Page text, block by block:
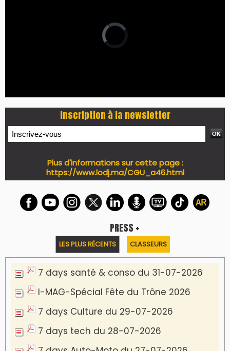
Inscription à la newsletter
Plus d'informations sur cette page :
https://www.lodj.ma/CGU_a46.html
PRESS +
LES PLUS RÉCENTS CLASSEURS
7 days santé & conso du 31-07-2026
I-MAG-Spécial Fête du Trône 2026
7 days Culture du 29-07-2026
7 days tech du 28-07-2026